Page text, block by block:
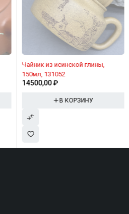
Чайник из исинской глины,
150мл, 131052
14500,00₽
В КОРЗИНУ